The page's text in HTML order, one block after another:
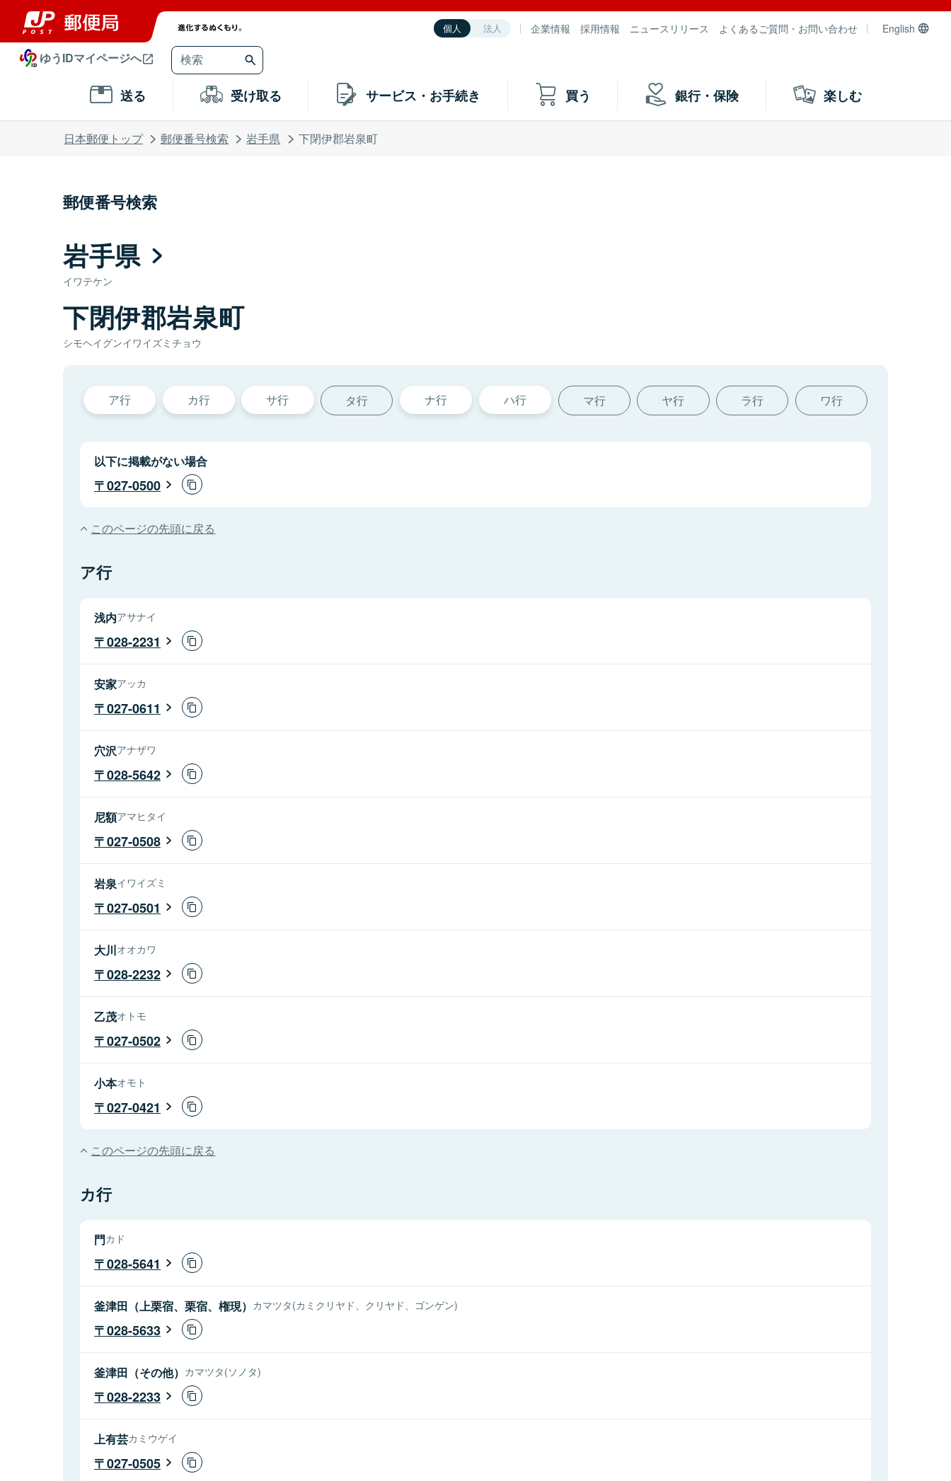
個人 法人 企業情報 採用情報 ニュースリリース よくあるご質問・お問い合わせ English
ゆうIDマイページへ
送る 受け取る サービス・お手続き 買う 銀行・保険 楽しむ
日本郵便トップ 郵便番号検索 岩手県 下閉伊郡岩泉町
郵便番号検索
岩手県
イワテケン
下閉伊郡岩泉町
シモヘイグンイワイズミチョウ
ア行 カ行 サ行 タ行 ナ行 ハ行 マ行 ヤ行 ラ行 ワ行
以下に掲載がない場合
027-0500
このページの先頭に戻る
ア行
浅内アサナイ
028-2231
安家アッカ
027-0611
穴沢アナザワ
028-5642
尼額アマヒタイ
027-0508
岩泉イワイズミ
027-0501
大川オオカワ
028-2232
乙茂オトモ
027-0502
小本オモト
027-0421
このページの先頭に戻る
カ行
門カド
028-5641
釜津田（上栗宿、栗宿、権現） カマツタ(カミクリヤド、クリヤド、ゴンゲン)
028-5633
釜津田（その他） カマツタ(ソノタ)
028-2233
上有芸カミウゲイ
027-0505